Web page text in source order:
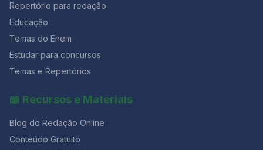
Repertório para redação
Educação
Temas do Enem
Estudar para concursos
Temas e Repertórios
📖 Recursos e Materiais
Blog do Redação Online
Conteúdo Gratuito